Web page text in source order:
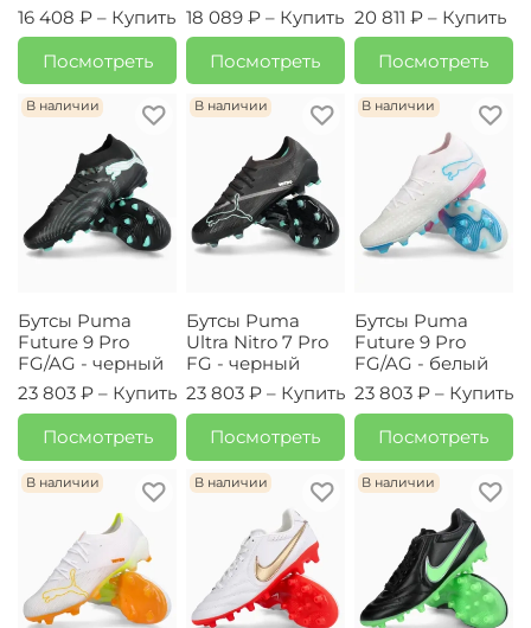
16 408 ₽ – Купить
Посмотреть
18 089 ₽ – Купить
Посмотреть
20 811 ₽ – Купить
Посмотреть
В наличии
Бутсы Puma
Future 9 Pro
FG/AG - черный
23 803 ₽ – Купить
Посмотреть
В наличии
Бутсы Puma
Ultra Nitro 7 Pro
FG - черный
23 803 ₽ – Купить
Посмотреть
В наличии
Бутсы Puma
Future 9 Pro
FG/AG - белый
23 803 ₽ – Купить
Посмотреть
В наличии В наличии В наличии